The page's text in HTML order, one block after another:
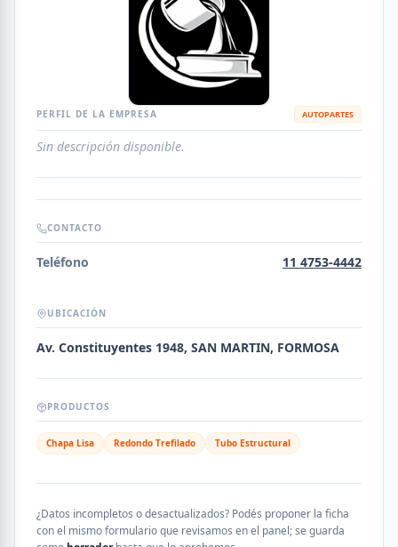
PERFIL DE LA EMPRESA AUTOPARTES
Sin descripción disponible.
CONTACTO
Teléfono 11 4753-4442
UBICACIÓN
Av. Constituyentes 1948, SAN MARTIN, FORMOSA
PRODUCTOS
Chapa Lisa Redondo Trefilado Tubo Estructural
¿Datos incompletos o desactualizados? Podés proponer la ficha
con el mismo formulario que revisamos en el panel; se guarda